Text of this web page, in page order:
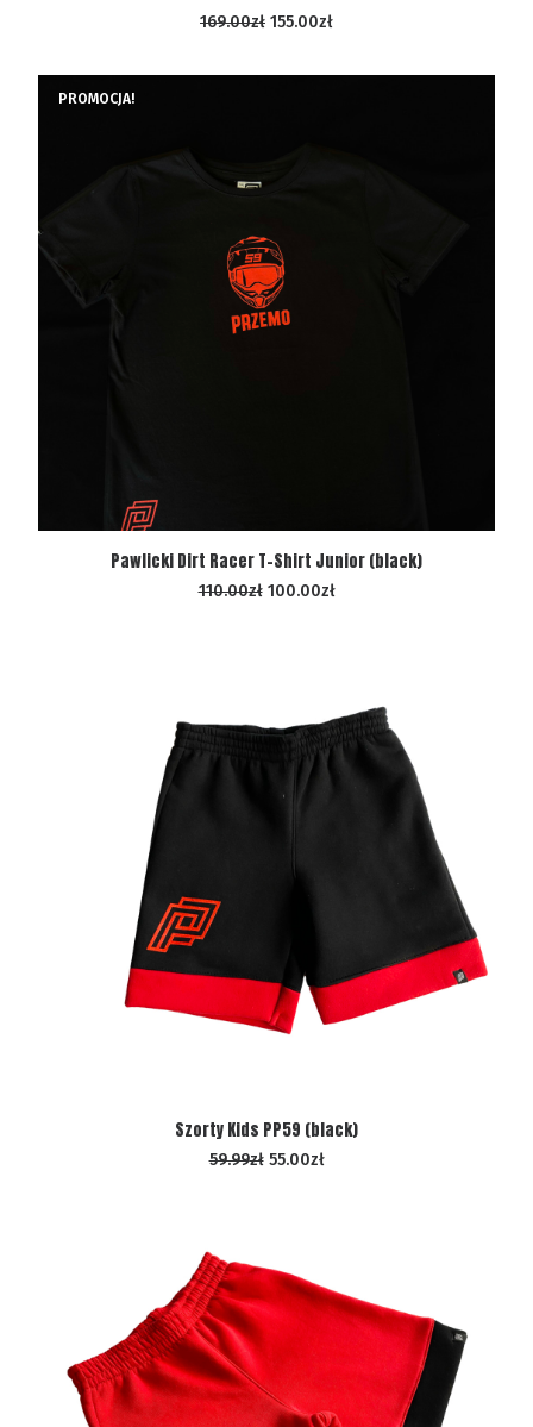
169.00zł 155.00zł
PROMOCJA!
WYBIERZ OPCJE
Pawlicki Dirt Racer T-Shirt Junior (black)
110.00zł 100.00zł
WYBIERZ OPCJE
Szorty Kids PP59 (black)
59.99zł 55.00zł